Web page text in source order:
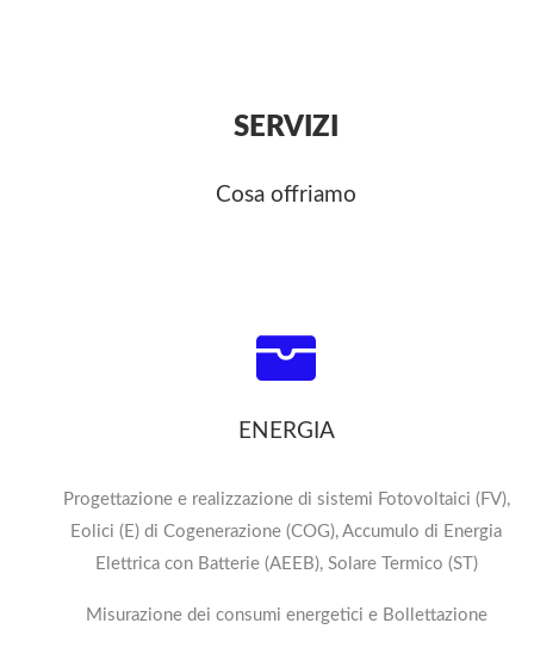
SERVIZI
Cosa offriamo
ENERGIA
Progettazione e realizzazione di sistemi Fotovoltaici (FV),
Eolici (E) di Cogenerazione (COG), Accumulo di Energia
Elettrica con Batterie (AEEB), Solare Termico (ST)
Misurazione dei consumi energetici e Bollettazione